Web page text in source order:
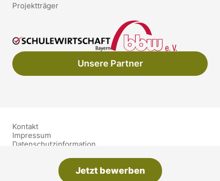
Jetzt bewerben
Projektträger
Unsere Partner
Kontakt
Impressum
Datenschutzinformation
Schutzkonzept